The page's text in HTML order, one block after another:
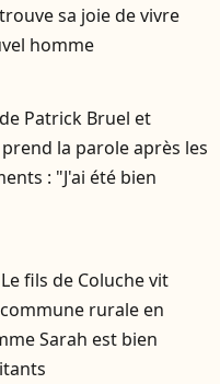
sa joie de vivre
homme
Patrick Bruel et
la parole après les
: "J'ai été bien
fils de Coluche vit
rurale en
Sarah est bien